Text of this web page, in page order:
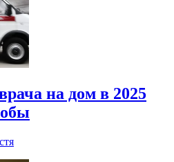
на дом в 2025